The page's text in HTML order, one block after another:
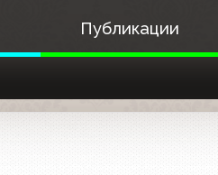
Публикации